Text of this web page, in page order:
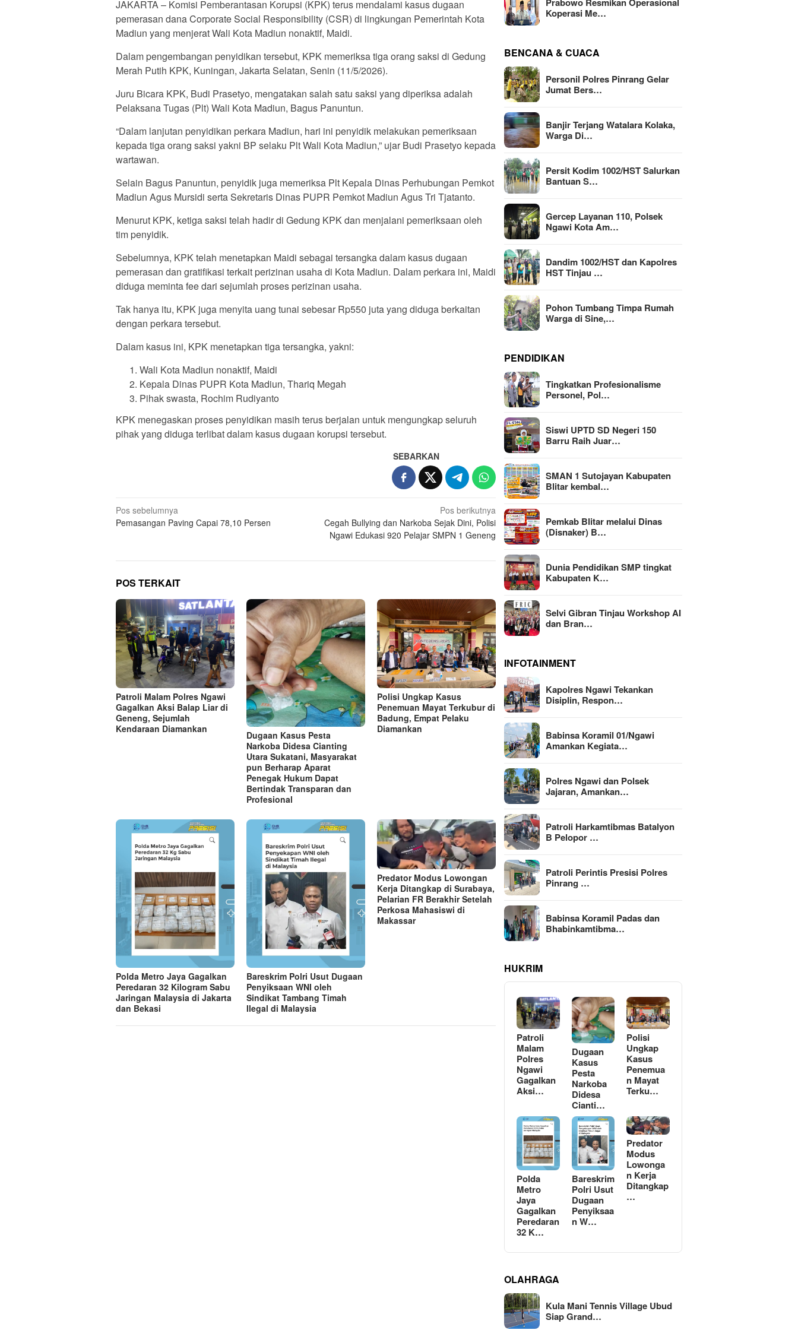
JAKARTA – Komisi Pemberantasan Korupsi (KPK) terus mendalami kasus dugaan
pemerasan dana Corporate Social Responsibility (CSR) di lingkungan Pemerintah Kota
Madiun yang menjerat Wali Kota Madiun nonaktif, Maidi.
Dalam pengembangan penyidikan tersebut, KPK memeriksa tiga orang saksi di Gedung
Merah Putih KPK, Kuningan, Jakarta Selatan, Senin (11/5/2026).
Juru Bicara KPK, Budi Prasetyo, mengatakan salah satu saksi yang diperiksa adalah
Pelaksana Tugas (Plt) Wali Kota Madiun, Bagus Panuntun.
“Dalam lanjutan penyidikan perkara Madiun, hari ini penyidik melakukan pemeriksaan
kepada tiga orang saksi yakni BP selaku Plt Wali Kota Madiun,” ujar Budi Prasetyo kepada
wartawan.
Selain Bagus Panuntun, penyidik juga memeriksa Plt Kepala Dinas Perhubungan Pemkot
Madiun Agus Mursidi serta Sekretaris Dinas PUPR Pemkot Madiun Agus Tri Tjatanto.
Menurut KPK, ketiga saksi telah hadir di Gedung KPK dan menjalani pemeriksaan oleh
tim penyidik.
Sebelumnya, KPK telah menetapkan Maidi sebagai tersangka dalam kasus dugaan
pemerasan dan gratifikasi terkait perizinan usaha di Kota Madiun. Dalam perkara ini, Maidi
diduga meminta fee dari sejumlah proses perizinan usaha.
Tak hanya itu, KPK juga menyita uang tunai sebesar Rp550 juta yang diduga berkaitan
dengan perkara tersebut.
Dalam kasus ini, KPK menetapkan tiga tersangka, yakni:
Wali Kota Madiun nonaktif, Maidi
Kepala Dinas PUPR Kota Madiun, Thariq Megah
Pihak swasta, Rochim Rudiyanto
KPK menegaskan proses penyidikan masih terus berjalan untuk mengungkap seluruh
pihak yang diduga terlibat dalam kasus dugaan korupsi tersebut.
SEBARKAN
Navigasi
pos
Pos sebelumnya
Pemasangan Paving Capai 78,10 Persen
Pos berikutnya
Cegah Bullying dan Narkoba Sejak Dini, Polisi
Ngawi Edukasi 920 Pelajar SMPN 1 Geneng
POS TERKAIT
Patroli Malam Polres Ngawi
Gagalkan Aksi Balap Liar di
Geneng, Sejumlah
Kendaraan Diamankan
Dugaan Kasus Pesta
Narkoba Didesa Cianting
Utara Sukatani, Masyarakat
pun Berharap Aparat
Penegak Hukum Dapat
Bertindak Transparan dan
Profesional
Polisi Ungkap Kasus
Penemuan Mayat Terkubur di
Badung, Empat Pelaku
Diamankan
Polda Metro Jaya Gagalkan
Peredaran 32 Kilogram Sabu
Jaringan Malaysia di Jakarta
dan Bekasi
Bareskrim Polri Usut Dugaan
Penyiksaan WNI oleh
Sindikat Tambang Timah
Ilegal di Malaysia
Predator Modus Lowongan
Kerja Ditangkap di Surabaya,
Pelarian FR Berakhir Setelah
Perkosa Mahasiswi di
Makassar
Koperasi Me…
BENCANA & CUACA
Personil Polres Pinrang Gelar
Jumat Bers…
Banjir Terjang Watalara Kolaka,
Warga Di…
Persit Kodim 1002/HST Salurkan
Bantuan S…
Gercep Layanan 110, Polsek
Ngawi Kota Am…
Dandim 1002/HST dan Kapolres
HST Tinjau …
Pohon Tumbang Timpa Rumah
Warga di Sine,…
PENDIDIKAN
Tingkatkan Profesionalisme
Personel, Pol…
Siswi UPTD SD Negeri 150
Barru Raih Juar…
SMAN 1 Sutojayan Kabupaten
Blitar kembal…
Pemkab Blitar melalui Dinas
(Disnaker) B…
Dunia Pendidikan SMP tingkat
Kabupaten K…
Selvi Gibran Tinjau Workshop AI
dan Bran…
INFOTAINMENT
Kapolres Ngawi Tekankan
Disiplin, Respon…
Babinsa Koramil 01/Ngawi
Amankan Kegiata…
Polres Ngawi dan Polsek
Jajaran, Amankan…
Patroli Harkamtibmas Batalyon
B Pelopor …
Patroli Perintis Presisi Polres
Pinrang …
Babinsa Koramil Padas dan
Bhabinkamtibma…
HUKRIM
Patroli
Malam
Polres
Ngawi
Gagalkan
Aksi…
Dugaan
Kasus
Pesta
Narkoba
Didesa
Cianti…
Polisi
Ungkap
Kasus
Penemua
n Mayat
Terku…
Polda
Metro
Jaya
Gagalkan
Peredaran
32 K…
Bareskrim
Polri Usut
Dugaan
Penyiksaa
n W…
Predator
Modus
Lowonga
n Kerja
Ditangkap
…
OLAHRAGA
Kula Mani Tennis Village Ubud
Siap Grand…